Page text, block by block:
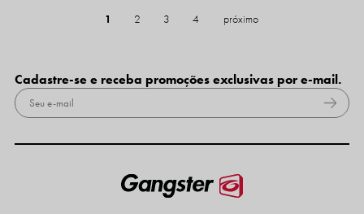
1 2 3 4
Cadastre-se e receba promoções exclusivas por e-mail.